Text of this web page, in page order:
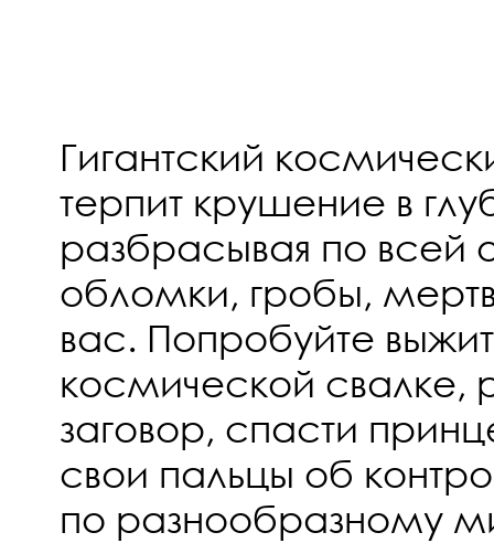
Гигантский
терпит крушение в
разбрасывая по всей
обломки, гробы,
вас. Попробуйте
космической свалке,
заговор, спасти
свои пальцы об
по разнообразному